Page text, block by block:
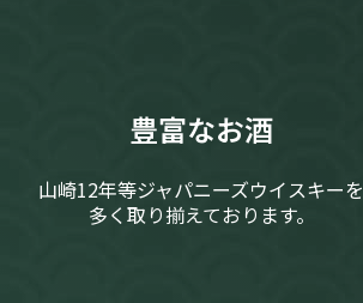
豊富なお酒
山崎12年等ジャパニーズウイスキーを
多く取り揃えております。